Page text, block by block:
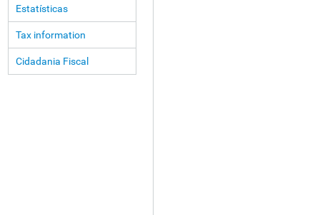
Estatísticas
Tax information
Cidadania Fiscal